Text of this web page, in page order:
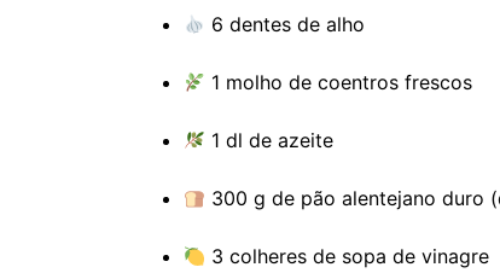
6 dentes de alho
1 molho de coentros frescos
1 dl de azeite
300 g de pão alentejano duro
3 colheres de sopa de vinagre